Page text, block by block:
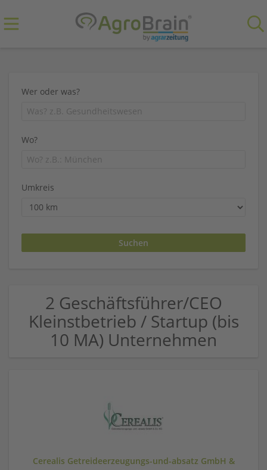
Wer oder was?
Wo?
Umkreis
2 Geschäftsführer/CEO
Kleinstbetrieb / Startup (bis
10 MA) Unternehmen
Cerealis Getreideerzeugungs-und-absatz GmbH &